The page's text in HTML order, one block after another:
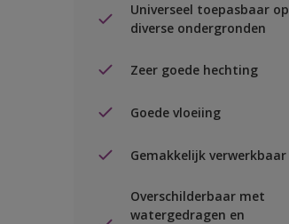
Universeel toepasbaar op
diverse ondergronden
Zeer goede hechting
Goede vloeiing
Gemakkelijk verwerkbaar
Overschilderbaar met
watergedragen en